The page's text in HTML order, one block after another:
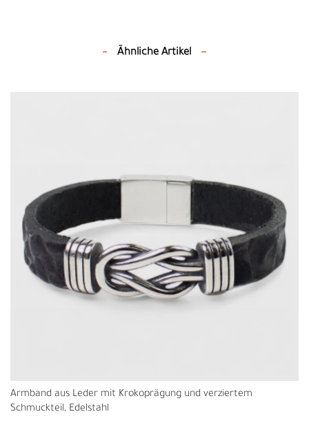
Ähnliche Artikel
Armband aus Leder mit Krokoprägung und verziertem
Schmuckteil, Edelstahl